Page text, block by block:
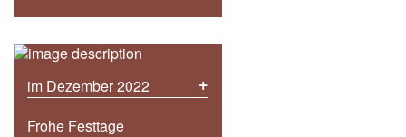
im Dezember 2022 +
Frohe Festtage